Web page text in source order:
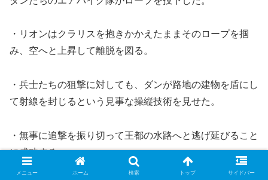
・リオンはクラリスを抱きかかえたままそのロープを掴
み、空へと上昇して離脱を図る。
・兵士たちの狙撃に対しても、ダンが路地の建物を盾にし
て射線を封じるという見事な操縦技術を見せた。
・無事に追撃を振り切って王都の水路へと逃げ延びること
に成功する。
メニュー ホーム 検索 トップ サイドバー